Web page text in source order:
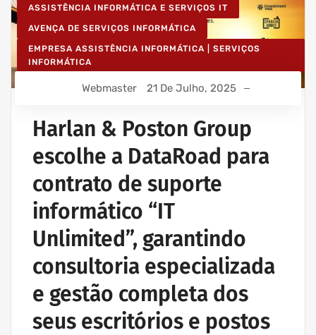
ASSISTÊNCIA INFORMÁTICA E SERVIÇOS IT
AVENÇA DE SERVIÇOS INFORMÁTICA
EMPRESA ASSISTÊNCIA INFORMÁTICA | SERVIÇOS
INFORMÁTICA
IT UNLIMITED - SERVIÇOS INFORMÁTICA
Webmaster 21 De Julho, 2025
Harlan & Poston Group
escolhe a DataRoad para
contrato de suporte
informático “IT
Unlimited”, garantindo
consultoria especializada
e gestão completa dos
seus escritórios e postos